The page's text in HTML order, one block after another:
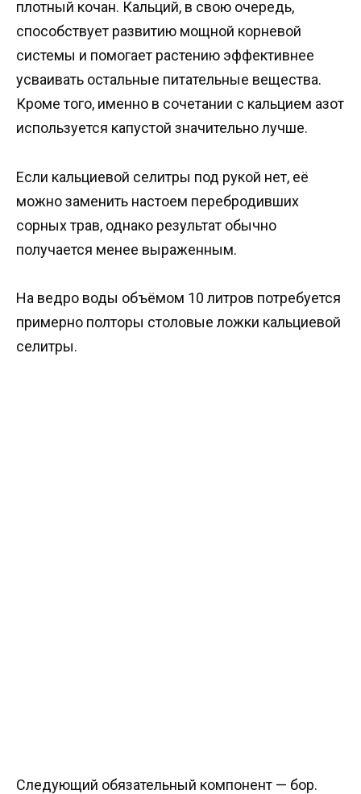
плотный кочан. Кальций, в свою очередь,
способствует развитию мощной корневой
системы и помогает растению эффективнее
усваивать остальные питательные вещества.
Кроме того, именно в сочетании с кальцием азот
используется капустой значительно лучше.
Если кальциевой селитры под рукой нет, её
можно заменить настоем перебродивших
сорных трав, однако результат обычно
получается менее выраженным.
На ведро воды объёмом 10 литров потребуется
примерно полторы столовые ложки кальциевой
селитры.
Следующий обязательный компонент — бор.